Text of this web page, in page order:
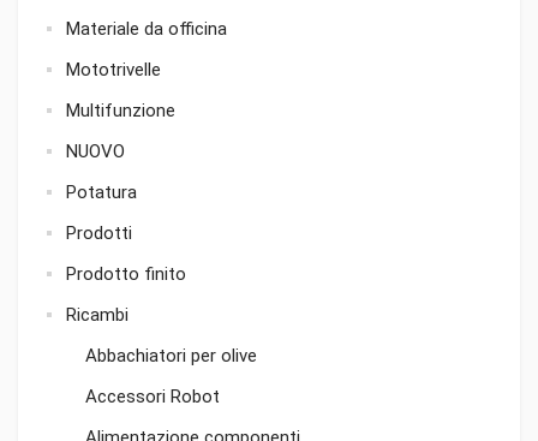
Materiale da officina
Mototrivelle
Multifunzione
NUOVO
Potatura
Prodotti
Prodotto finito
Ricambi
Abbachiatori per olive
Accessori Robot